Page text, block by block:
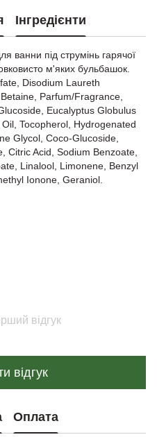
Інгредієнти
ванни під струмінь гарячої
м'яких бульбашок.
Disodium Laureth
Parfum/Fragrance,
Eucalyptus Globulus
Tocopherol, Hydrogenated
Glycol, Coco-Glucoside,
Citric Acid, Sodium Benzoate,
Linalool, Limonene, Benzyl
Ionone, Geraniol.
відгук
відгук
Оплата